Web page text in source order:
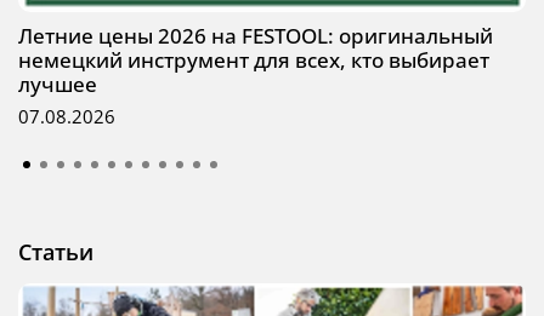
Летние цены 2026 на FESTOOL: оригинальный
немецкий инструмент для всех, кто выбирает
лучшее
07.08.2026
Статьи